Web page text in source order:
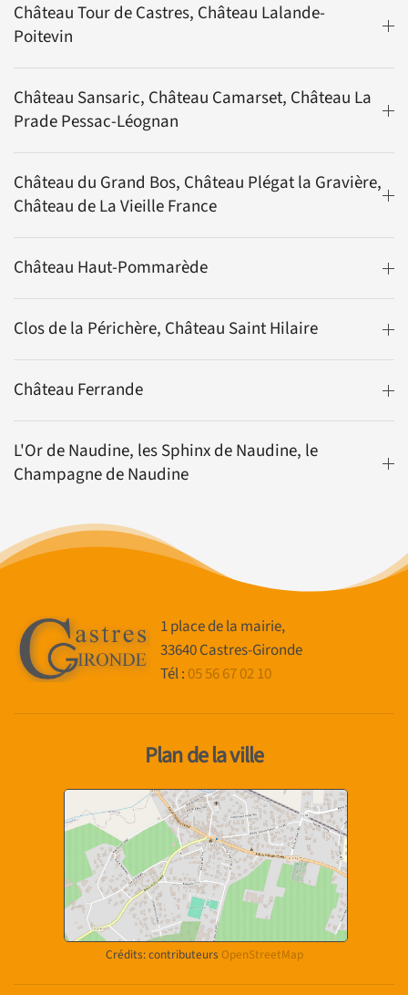
Château Tour de Castres, Château Lalande-
Poitevin
Château Sansaric, Château Camarset, Château La
Prade Pessac-Léognan
Château du Grand Bos, Château Plégat la Gravière,
Château de La Vieille France
Château Haut-Pommarède
Clos de la Périchère, Château Saint Hilaire
Château Ferrande
L'Or de Naudine, les Sphinx de Naudine, le
Champagne de Naudine
1 place de la mairie,
33640 Castres-Gironde
Tél : 05 56 67 02 10
Plan de la ville
Crédits: contributeurs OpenStreetMap